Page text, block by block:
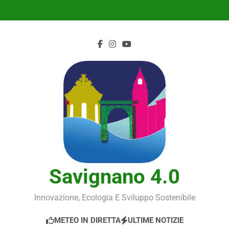
Savignano 4.0
Innovazione, Ecologia E Sviluppo Sostenibile
METEO IN DIRETTA ULTIME NOTIZIE